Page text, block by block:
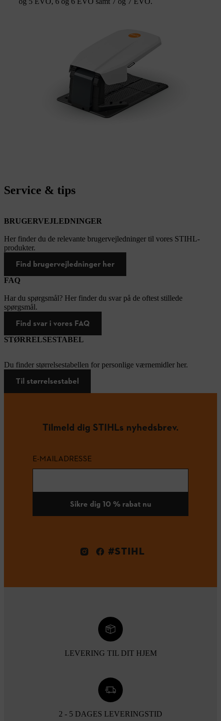
Service & tips
BRUGERVEJLEDNINGER
Her finder du de relevante brugervejledninger til vores STIHL-
produkter.
Find brugervejledninger her
FAQ
Har du spørgsmål? Her finder du svar på de oftest stillede
spørgsmål.
Find svar i vores FAQ
STØRRELSESTABEL
Du finder størrelsestabellen for personlige værnemidler her.
Til størrelsestabel
Tilmeld dig STIHLs nyhedsbrev.
E-MAILADRESSE
Sikre dig 10 % rabat nu
#STIHL
LEVERING TIL DIT HJEM
2 - 5 DAGES LEVERINGSTID